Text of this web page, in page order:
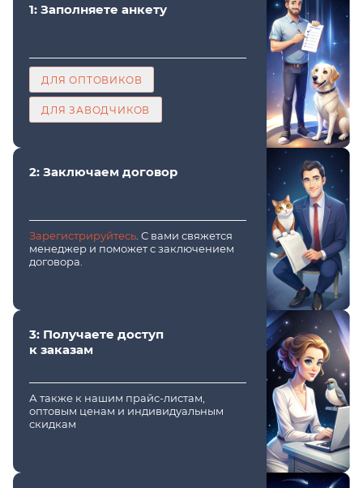
1: Заполняете анкету
ДЛЯ ОПТОВИКОВ
ДЛЯ ЗАВОДЧИКОВ
2: Заключаем договор
Зарегистрируйтесь . С вами свяжется
менеджер и поможет с заключением
договора.
3: Получаете доступ
к заказам
А также к нашим прайс-листам,
оптовым ценам и индивидуальным
скидкам